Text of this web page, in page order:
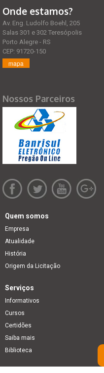
Onde estamos?
Av. Eng. Ludolfo Boehl, 205
Salas 301 e 302 Teresópolis
Porto Alegre - RS
CEP: 91720-150
mapa
Nossos Parceiros
Quem somos
Empresa
Atualidade
História
Origem da Licitação
Serviços
Informativos
Cursos
Certidões
Saiba mais
Biblioteca